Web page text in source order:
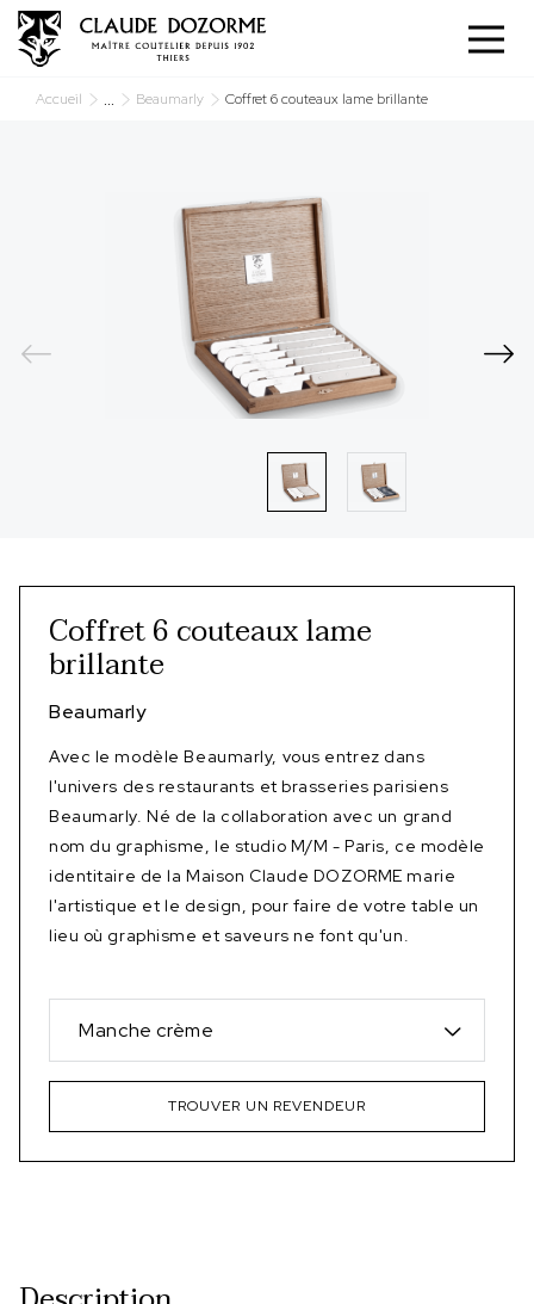
Accueil ... Beaumarly Coffret 6 couteaux lame brillante
Coffret 6 couteaux lame
brillante
Beaumarly
Avec le modèle Beaumarly, vous entrez dans
l'univers des restaurants et brasseries parisiens
Beaumarly. Né de la collaboration avec un grand
nom du graphisme, le studio M/M - Paris, ce modèle
identitaire de la Maison Claude DOZORME marie
l'artistique et le design, pour faire de votre table un
lieu où graphisme et saveurs ne font qu'un.
Manche crème
TROUVER UN REVENDEUR
Panneau de gestion des cookies